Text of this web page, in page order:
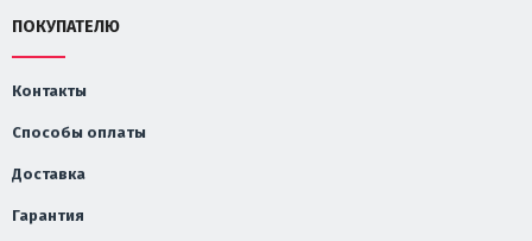
ПОКУПАТЕЛЮ
Контакты
Способы оплаты
Доставка
Гарантия